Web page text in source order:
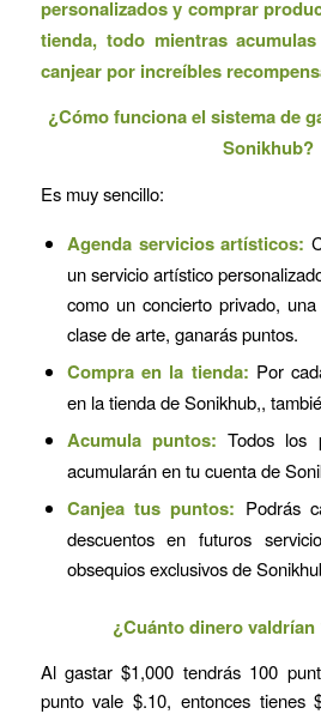
personalizados y comprar
tienda, todo mientras
canjear por increíbles
¿Cómo funciona el sistema de
Sonikhub?
Es muy sencillo:
Agenda servicios artísticos:
un servicio artístico
como un concierto privado,
clase de arte, ganarás puntos.
Compra en la tienda: Por
en la tienda de Sonikhub,,
Acumula puntos: Todos los
acumularán en tu cuenta de
Canjea tus puntos: Podrás
descuentos en futuros
obsequios exclusivos de
¿Cuánto dinero valdrían
Al gastar $1,000 tendrás 100
punto vale $.10, entonces tienes